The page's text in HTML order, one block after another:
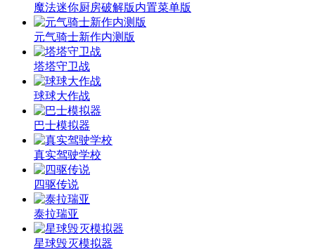
魔法迷你厨房破解版内置菜单版
元气骑士新作内测版
塔塔守卫战
球球大作战
巴士模拟器
真实驾驶学校
四驱传说
泰拉瑞亚
星球毁灭模拟器